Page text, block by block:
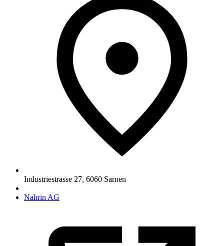
Industriestrasse 27, 6060 Sarnen
Nahrin AG